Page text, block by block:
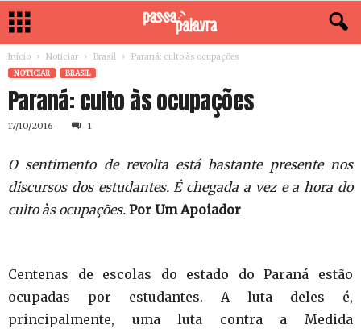
Início Noticiar Brasil Paraná: culto às ocupações
NOTICIAR BRASIL
Paraná: culto às ocupações
17/10/2016 1
O sentimento de revolta está bastante presente nos
discursos dos estudantes. É chegada a vez e a hora do
culto às ocupações. Por Um Apoiador
Centenas de escolas do estado do Paraná estão
ocupadas por estudantes. A luta deles é,
principalmente, uma luta contra a Medida